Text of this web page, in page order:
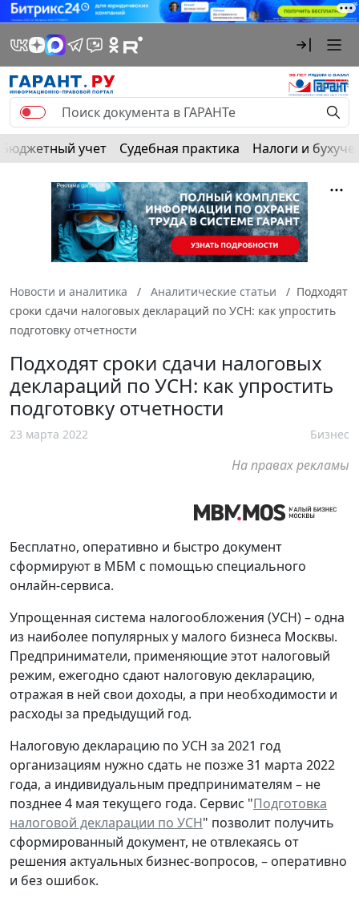
Бюджетный учет Судебная практика Налоги и
Новости и аналитика Аналитические статьи
Подходят
сроки сдачи налоговых деклараций по УСН: как упростить
подготовку отчетности
Подходят сроки сдачи налоговых
деклараций по УСН: как упростить
подготовку отчетности
23 марта 2022 Бизнес
На правах рекламы
Бесплатно, оперативно и быстро документ
сформируют в МБМ с помощью специального
онлайн-сервиса.
Упрощенная система налогообложения (УСН) – одна
из наиболее популярных у малого бизнеса Москвы.
Предприниматели, применяющие этот налоговый
режим, ежегодно сдают налоговую декларацию,
отражая в ней свои доходы, а при необходимости и
расходы за предыдущий год.
Налоговую декларацию по УСН за 2021 год
организациям нужно сдать не позже 31 марта 2022
года, а индивидуальным предпринимателям – не
позднее 4 мая текущего года. Сервис "Подготовка
налоговой декларации по УСН" позволит получить
сформированный документ, не отвлекаясь от
решения актуальных бизнес-вопросов, – оперативно
и без ошибок.